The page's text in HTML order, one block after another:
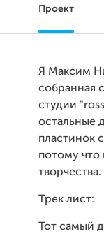
Проект
Я Максим
собранная
студии
остальные
пластинок
потому что
творчества.
Трек лист:
Тот самый